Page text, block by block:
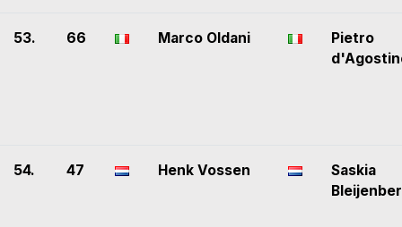
53. 66 Marco Oldani
Pietro
54. 47 Henk Vossen
Saskia